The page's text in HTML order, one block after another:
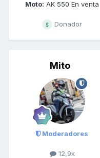
Moto: AK 550 En venta
Donador
Mito
Moderadores
12,9k